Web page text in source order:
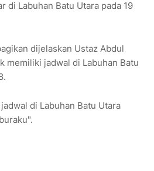
di Labuhan Batu Utara pada 19
dijelaskan Ustaz Abdul
memiliki jadwal di Labuhan Batu
di Labuhan Batu Utara